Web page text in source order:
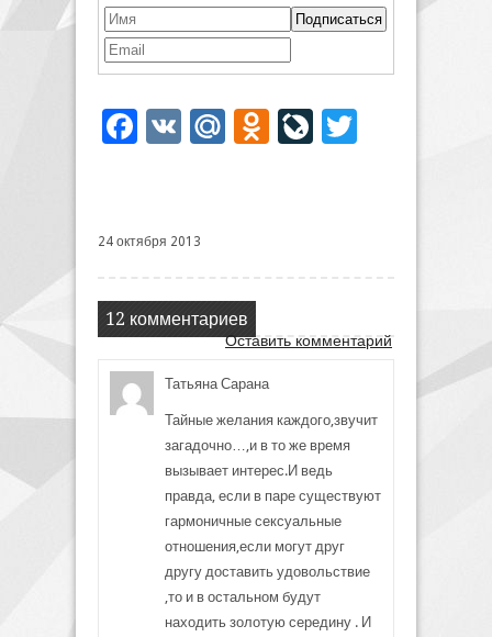
Facebook
VK Mail.Ru Odnoklassniki
LiveJournal
24 октября 2013
12 комментариев
Оставить комментарий
Татьяна Сарана
Тайные желания каждого,звучит
загадочно…,и в то же время
вызывает интерес.И ведь
правда, если в паре существуют
гармоничные сексуальные
отношения,если могут друг
другу доставить удовольствие
,то и в остальном будут
находить золотую середину . И